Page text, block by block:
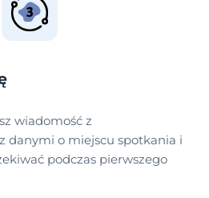
wiadomość z
danymi o miejscu spotkania i
podczas pierwszego